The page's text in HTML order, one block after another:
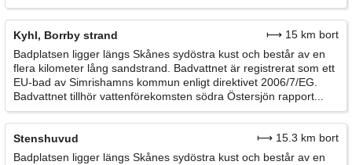
Kyhl, Borrby strand
⟼ 15 km bort
Badplatsen ligger längs Skånes sydöstra kust och består av en
flera kilometer lång sandstrand. Badvattnet är registrerat som ett
EU-bad av Simrishamns kommun enligt direktivet 2006/7/EG.
Badvattnet tillhör vattenförekomsten södra Östersjön rapport...
Stenshuvud
⟼ 15.3 km bort
Badplatsen ligger längs Skånes sydöstra kust och består av en